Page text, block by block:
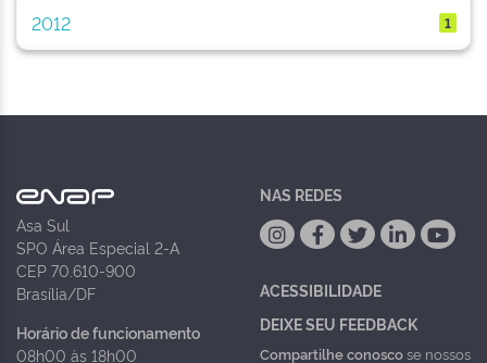
2012
1
Asa Sul
SPO Área Especial 2-A
CEP 70.610-900
Brasília/DF
Horário de funcionamento
08h00 às 18h00
NAS REDES
ACESSIBILIDADE
DEIXE SEU FEEDBACK
Compartilhe conoscose nossos